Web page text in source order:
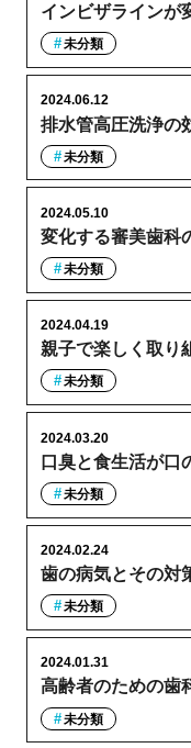
インビザラインが
未分類
排水管高圧洗浄の
2024.06.12
未分類
変化する審美歯科
2024.05.10
未分類
親子で楽しく取り
2024.04.19
未分類
口臭と食生活が口
2024.03.20
未分類
歯の病気とその対
2024.02.24
未分類
高齢者のための歯
2024.01.31
未分類